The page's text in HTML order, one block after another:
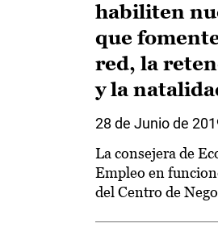
habiliten
que
red, la
y la
28 de Junio de
La consejera de
Empleo en
del Centro de